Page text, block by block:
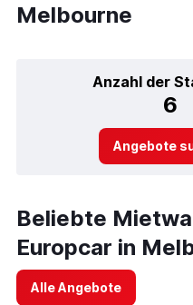
Melbourne
Anzahl der
6
Angebote
Beliebte
Europcar in
Alle Angebote